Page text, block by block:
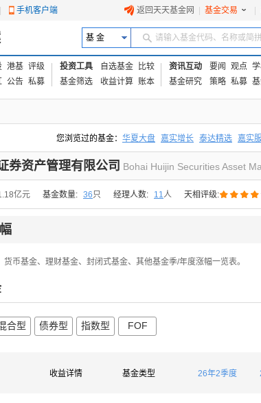
手机客户端 返回天天基金网 基金交易
基 金 请输入基金代码、名称或简拼
港基 评级
公告 私募
投资工具 自选基金
比较
基金筛选
收益计算 账本
资讯互动 要闻 观点
基金研究
策略 私募
您浏览过的基金： 华夏大盘 嘉实增长 泰达精选 嘉实
易方达上证中盘ETF联接A
券资产管理有限公司 Bohai Huijin Securities Asset
亿元 基金数量: 36只 经理人数: 11人 天相评级:
货币基金、理财基金、封闭式基金、其他基金季/年度涨幅一览表。
合型 债券型 指数型 FOF
收益详情 基金类型 26年2季度